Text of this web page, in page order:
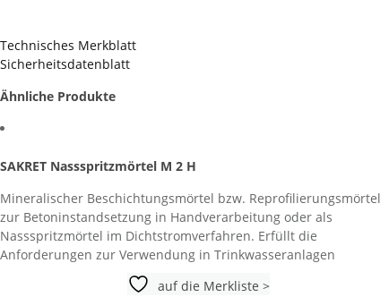
Technisches Merkblatt
Sicherheitsdatenblatt
Ähnliche Produkte
SAKRET Nassspritzmörtel M 2 H
Mineralischer Beschichtungsmörtel bzw. Reprofilierungsmörtel
zur Betoninstandsetzung in Handverarbeitung oder als
Nassspritzmörtel im Dichtstromverfahren. Erfüllt die
Anforderungen zur Verwendung in Trinkwasseranlagen
auf die Merkliste >